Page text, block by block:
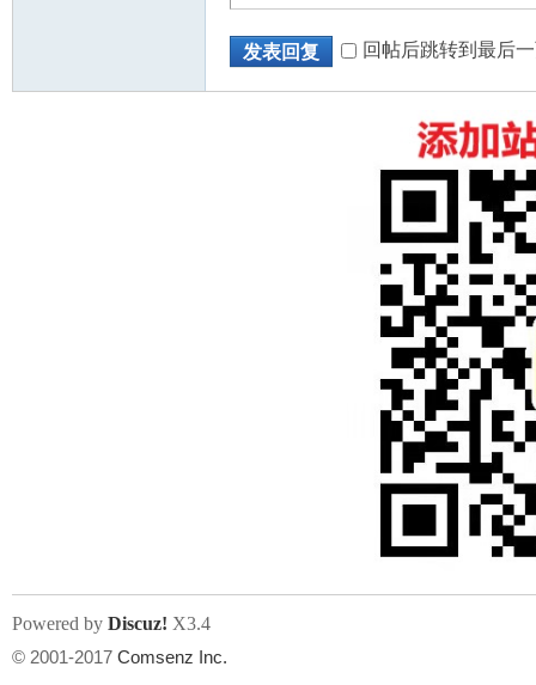
发表回复 回帖后跳转到最后
Powered by Discuz! X3.4
© 2001-2017 Comsenz Inc.